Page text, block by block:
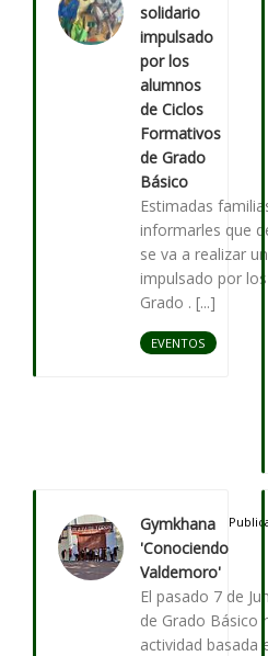
solidario
impulsado
por los
alumnos
de Ciclos
Formativos
de Grado
Básico
Estimadas
informarles que
se va a realizar
impulsado por
Grado . [...]
EVENTOS
Gymkhana
'Conociendo
Valdemoro'
El pasado 7 de
de Grado Básico
actividad basada